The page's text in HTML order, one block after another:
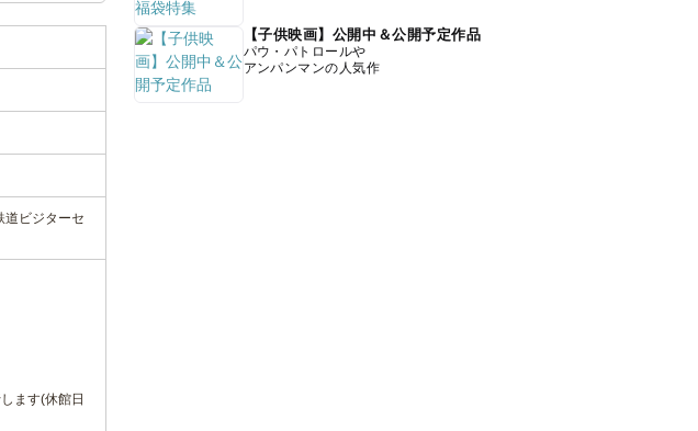
道ビジターセ
ます(休館日
【子供映画】公開中＆公開予定作品
パウ・パトロールや
アンパンマンの人気作